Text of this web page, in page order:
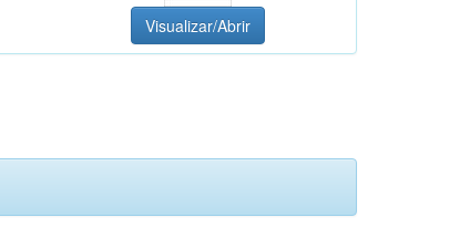
Visualizar/Abrir